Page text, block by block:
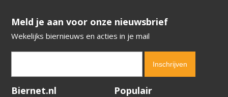
​​​​​​​Meld je aan voor onze nieuwsbrief
Wekelijks biernieuws en acties in je mail
Verification code:
Biernet.nl Populair